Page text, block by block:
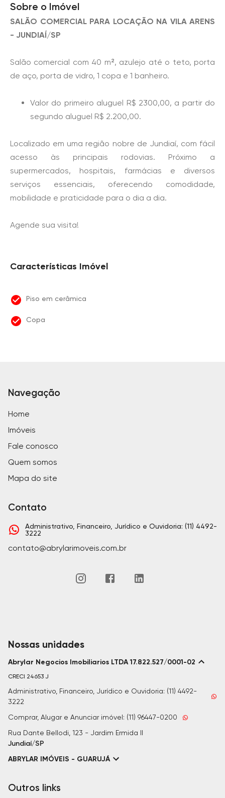
Sobre o Imóvel
SALÃO COMERCIAL PARA LOCAÇÃO NA VILA ARENS
- JUNDIAÍ/SP
Salão comercial com 40 m², azulejo até o teto, porta
de aço, porta de vidro, 1 copa e 1 banheiro.
Valor do primeiro aluguel R$ 2300,00, a partir do
segundo aluguel R$ 2.200,00.
Localizado em uma região nobre de Jundiaí, com fácil
acesso às principais rodovias. Próximo a
supermercados, hospitais, farmácias e diversos
serviços essenciais, oferecendo comodidade,
mobilidade e praticidade para o dia a dia.
Agende sua visita!
Características Imóvel
Piso em cerâmica
Copa
Navegação
Home
Imóveis
Fale conosco
Quem somos
Mapa do site
Contato
Administrativo, Financeiro, Jurídico e Ouvidoria: (11) 4492-
3222
contato@abrylarimoveis.com.br
Nossas unidades
Abrylar Negocios Imobiliarios LTDA 17.822.527/0001-02
CRECI 24653 J
Administrativo, Financeiro, Jurídico e Ouvidoria: (11) 4492-
3222
Comprar, Alugar e Anunciar imóvel: (11) 96447-0200
Rua Dante Bellodi, 123 - Jardim Ermida II
Jundiaí/SP
ABRYLAR IMÓVEIS - GUARUJÁ
Outros links